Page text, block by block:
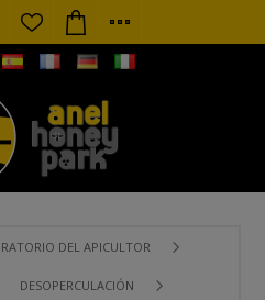
DEL APICULTOR
DESOPERCULACIÓN